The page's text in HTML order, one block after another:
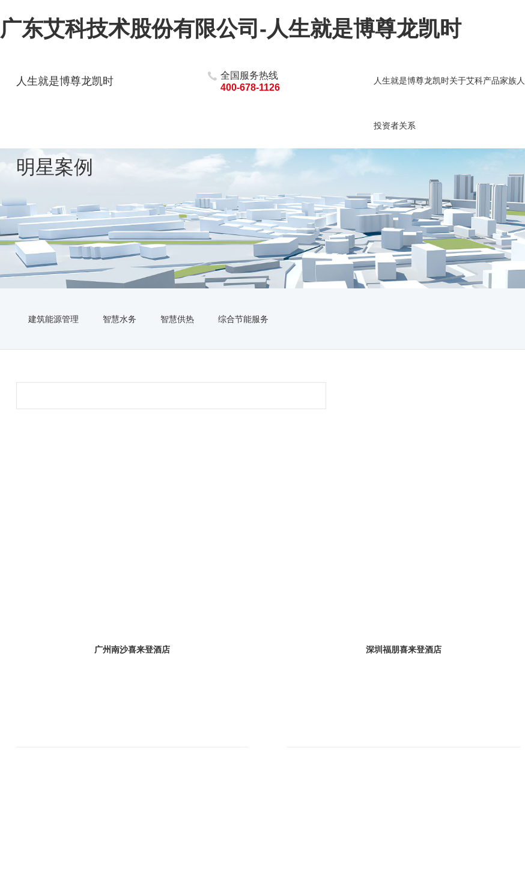
广东艾科技术股份有限公司-人生就是博尊龙凯时
人生就是博尊龙凯时
全国服务热线
400-678-1126
人生就是博尊龙凯时关于艾科产品家族
投资者关系
明星案例
建筑能源管理 智慧水务 智慧供热 综合节能服务
广州南沙喜来登酒店 深圳福朋喜来登酒店